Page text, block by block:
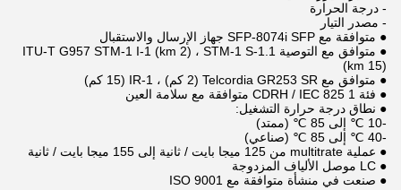
- درجة الحرارة
- مصدر التيار
● متوافقة مع SFP-8074i SFP جهاز الإرسال والاستقبال
● متوافق مع التوصية ITU-T G957 STM-1 I-1 (km 2) ، STM-1 S-1.1
(km 15)
● متوافق مع Telcordia GR253 SR (2 كم) ، IR-1 (15 كم)
● فئة 1 CDRH / IEC 825 متوافقة مع سلامة العين
● نطاق درجة حرارة التشغيل:
-10 ℃ إلى 85 ℃ (ممتد)
-40 ℃ إلى 85 ℃ (صناعي)
● عملية multitrate من 125 ميجا بايت / ثانية إلى 155 ميجا بايت / ثانية
● LC موصل الألياف المزدوجة
● صنعت في منشأة متوافقة مع ISO 9001